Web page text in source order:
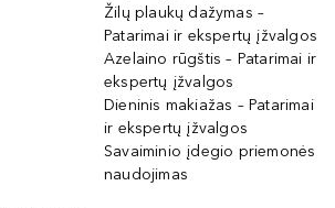
Žilų plaukų dažymas –
Patarimai ir ekspertų įžvalgos
Azelaino rūgštis – Patarimai ir
ekspertų įžvalgos
Dieninis makiažas – Patarimai
ir ekspertų įžvalgos
Savaiminio įdegio priemonės
naudojimas